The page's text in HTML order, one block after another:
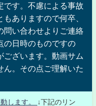
です。不慮による事故
ありますので何卒、
問い合わせよりご連絡
の日時のものですの
ございます。動画サム
ん。その点ご理解いた
します。
↓下記のリン